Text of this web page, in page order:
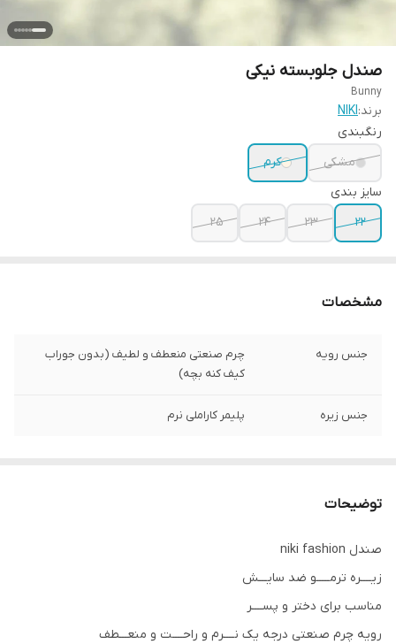
صندل جلوبسته نیکی
Bunny
برند:NIKI
رنگبندی
مشکی
کرم
سایز بندی
22
23
24
25
مشخصات
جنس رویه
چرم صنعتی منعطف و لطیف (بدون جوراب
کیف کنه بچه)
جنس زیره پلیمر کاراملی نرم
توضیحات
صندل niki fashion
زیــــره ترمـــــو ضد سایـــش
مناسب برای دختر و پســــر
رویه چرم صنعتی درجه یک نــــرم و راحــــت و منعـــطف